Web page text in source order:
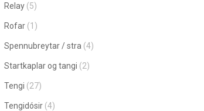
Relay (5)
Rofar (1)
Spennubreytar / stra (4)
Startkaplar og tangi (2)
Tengi (27)
Tengidósir (4)